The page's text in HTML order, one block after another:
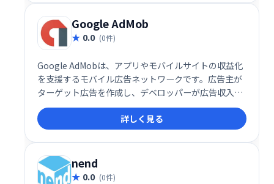
Google AdMob
0.0 (0件)
Google AdMobは、アプリやモバイルサイトの収益化
を支援するモバイル広告ネットワークです。広告主が
ターゲット広告を作成し、デベロッパーが広告収入を
向上させるためのツールを提供します。AdMobのSDK
を使用することで、開発者はアプリやサイトにさまざ
まな広告を簡単に追加できます。
詳しく見る
nend
0.0 (0件)